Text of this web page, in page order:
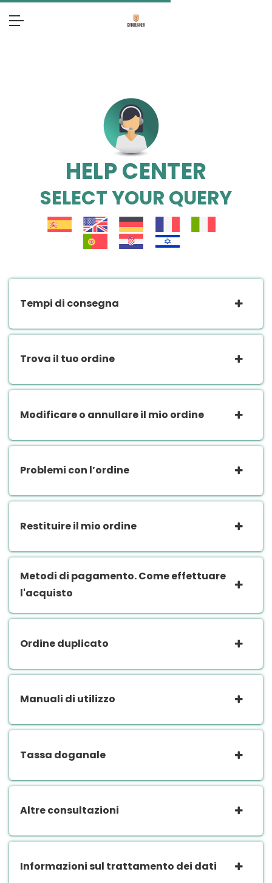
HELP CENTER
SELECT YOUR QUERY
Tempi di consegna
Trova il tuo ordine
Modificare o annullare il mio ordine
Problemi con l’ordine
Restituire il mio ordine
Metodi di pagamento. Come effettuare
l'acquisto
Ordine duplicato
Manuali di utilizzo
Tassa doganale
Altre consultazioni
Informazioni sul trattamento dei dati